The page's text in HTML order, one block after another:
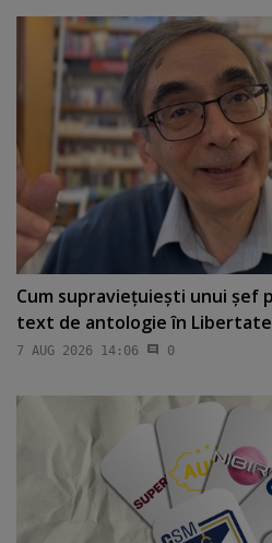
Cum supravieţuieşti unui şef
text de antologie în
7 AUG 2026 14:06 0